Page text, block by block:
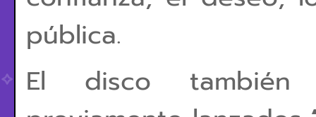
pública.
El disco también